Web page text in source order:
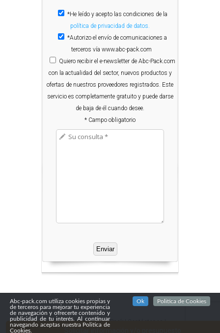
*He leído y acepto las condiciones de la
política de privacidad de datos.
*Autorizo el envío de comunicaciones a
terceros vía www.abc-pack.com
Quiero recibir el e-newsletter de Abc-Pack.com
con la actualidad del sector, nuevos productos y
ofertas de nuestros proveedores registrados. Este
servicio es completamente gratuito y puede darse
de baja de él cuando desee.
* Campo obligatorio
Copyright© 2016Abc Pack
Confidencialidad
Abc-pack.com utiliza cookies propias y
de terceros para mejorar tu experiencia
de navegación y ofrecerte contenido y
publicidad de tu interés. Al continuar
navegando aceptas nuestra Politica de
Cookies.
Ok Politica de Cookies